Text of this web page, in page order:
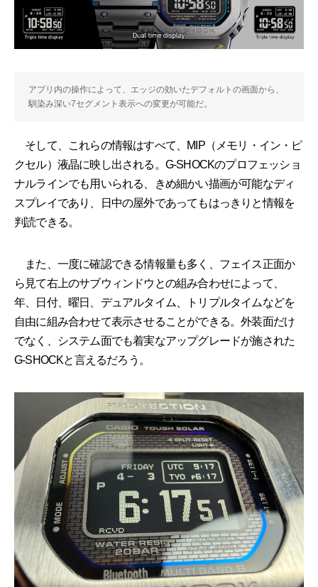
アプリ内の操作によって、エッジの効いたデフォルトの画面から、
馴染み深い7セグメント表示への変更が可能だ。
そして、これらの情報はすべて、MIP（メモリ・イン・ピ
クセル）液晶に映し出される。G-SHOCKのプロフェッショ
ナルラインでも用いられる、きめ細かい描画が可能なディ
スプレイであり、日中の屋外であってもはっきりと情報を
判読できる。
また、一度に確認できる情報量も多く、フェイス正面か
ら見て右上のサブウィンドウとの組み合わせによって、
年、日付、曜日、デュアルタイム、トリプルタイムなどを
自由に組み合わせて表示させることができる。外装面だけ
でなく、システム面でも着実なアップグレードが施された
G-SHOCKと言えるだろう。